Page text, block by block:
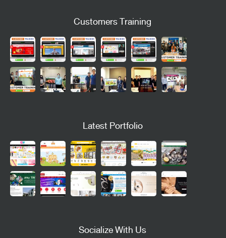
Customers Training
Latest Portfolio
Socialize With Us